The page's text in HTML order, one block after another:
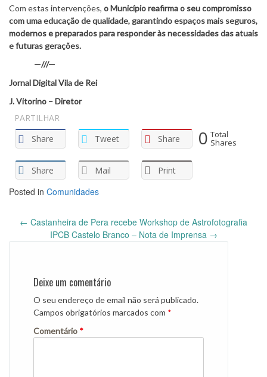
Com estas intervenções, o Município reafirma o seu compromisso
com uma educação de qualidade, garantindo espaços mais seguros,
modernos e preparados para responder às necessidades das atuais
e futuras gerações.
—///—
Jornal Digital Vila de Rei
J. Vitorino – Diretor
PARTILHAR
Share
Tweet Share
Share Mail Print
0 Total
Shares
Posted in Comunidades
Post
navigation
← Castanheira de Pera recebe Workshop de Astrofotografia
IPCB Castelo Branco – Nota de Imprensa →
Deixe um comentário
O seu endereço de email não será publicado.
Campos obrigatórios marcados com *
Comentário *